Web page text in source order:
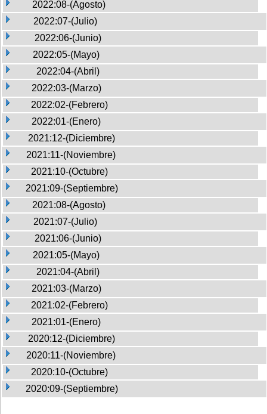
2022:08-(Agosto)
2022:07-(Julio)
2022:06-(Junio)
2022:05-(Mayo)
2022:04-(Abril)
2022:03-(Marzo)
2022:02-(Febrero)
2022:01-(Enero)
2021:12-(Diciembre)
2021:11-(Noviembre)
2021:10-(Octubre)
2021:09-(Septiembre)
2021:08-(Agosto)
2021:07-(Julio)
2021:06-(Junio)
2021:05-(Mayo)
2021:04-(Abril)
2021:03-(Marzo)
2021:02-(Febrero)
2021:01-(Enero)
2020:12-(Diciembre)
2020:11-(Noviembre)
2020:10-(Octubre)
2020:09-(Septiembre)